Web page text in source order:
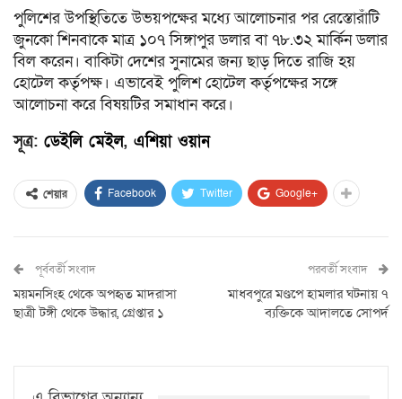
পুলিশের উপস্থিতিতে উভয়পক্ষের মধ্যে আলোচনার পর রেস্তোরাঁটি
জুনকো শিনবাকে মাত্র ১০৭ সিঙ্গাপুর ডলার বা ৭৮.৩২ মার্কিন ডলার
বিল করেন। বাকিটা দেশের সুনামের জন্য ছাড় দিতে রাজি হয়
হোটেল কর্তৃপক্ষ। এভাবেই পুলিশ হোটেল কর্তৃপক্ষের সঙ্গে
আলোচনা করে বিষয়টির সমাধান করে।
সূত্র: ডেইলি মেইল, এশিয়া ওয়ান
শেয়ার Facebook Twitter Google+
পূর্ববর্তী সংবাদ
ময়মনসিংহ থেকে অপহৃত মাদরাসা
ছাত্রী টঙ্গী থেকে উদ্ধার, গ্রেপ্তার ১
পরবর্তী সংবাদ
মাধবপুরে মণ্ডপে হামলার ঘটনায় ৭
ব‍্যক্তিকে আদালতে সোপর্দ